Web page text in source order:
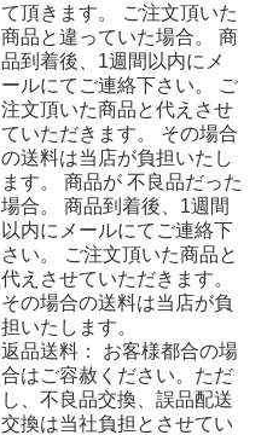
て頂きます。 ご注文頂いた
商品と違っていた場合。 商
品到着後、1週間以内にメ
ールにてご連絡下さい。 ご
注文頂いた商品と代えさせ
ていただきます。 その場合
の送料は当店が負担いたし
ます。 商品が 不良品だった
場合。 商品到着後、1週間
以内にメールにてご連絡下
さい。 ご注文頂いた商品と
代えさせていただきます。
その場合の送料は当店が負
担いたします。
返品送料： お客様都合の場
合はご容赦ください。ただ
し、不良品交換、誤品配送
交換は当社負担とさせてい